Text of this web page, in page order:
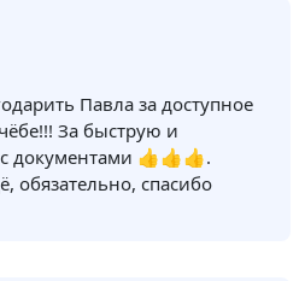
Павла за доступное
За быструю и
документами 👍👍👍.
обязательно, спасибо